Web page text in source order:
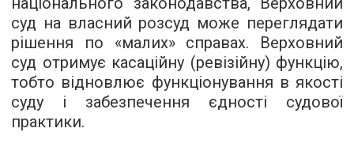
суд на власний розсуд може переглядати
рішення по «малих» справах. Верховний
суд отримує касаційну (ревізійну) функцію,
тобто відновлює функціонування в якості
суду і забезпечення єдності судової
практики.